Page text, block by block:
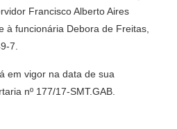
Francisco Alberto Aires
à funcionária Debora de Freitas,
7.
em vigor na data de sua
nº 177/17-SMT.GAB.